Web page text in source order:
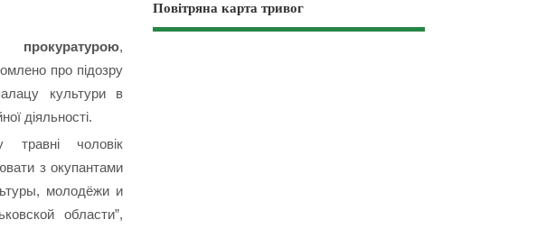
,
про підозру
культури в
діяльності.
чоловік
з окупантами
молодёжи и
области”,
Повітряна карта тривог